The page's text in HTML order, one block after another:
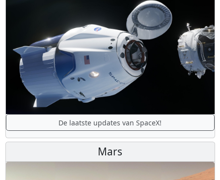
De laatste updates van SpaceX!
Mars